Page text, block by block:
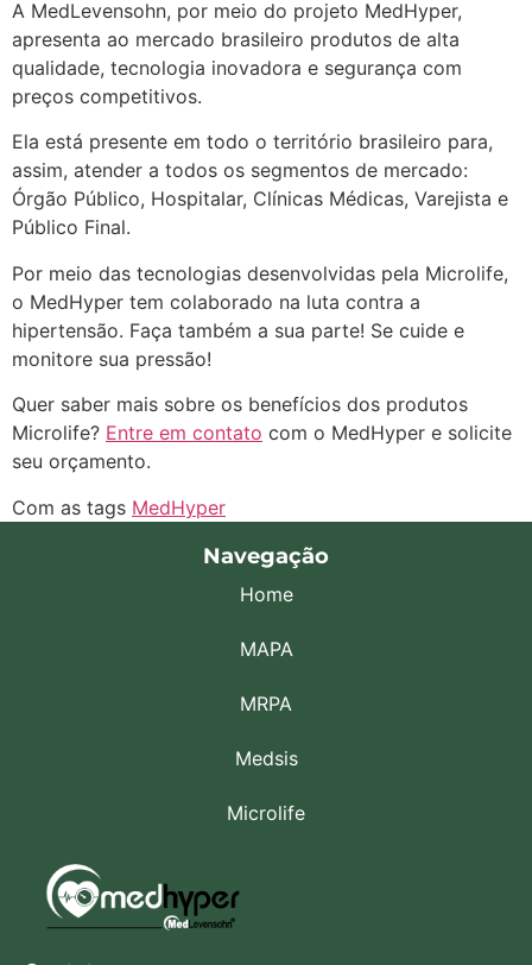
A MedLevensohn, por meio do projeto MedHyper,
apresenta ao mercado brasileiro produtos de alta
qualidade, tecnologia inovadora e segurança com
preços competitivos.
Ela está presente em todo o território brasileiro para,
assim, atender a todos os segmentos de mercado:
Órgão Público, Hospitalar, Clínicas Médicas, Varejista e
Público Final.
Por meio das tecnologias desenvolvidas pela Microlife,
o MedHyper tem colaborado na luta contra a
hipertensão. Faça também a sua parte! Se cuide e
monitore sua pressão!
Quer saber mais sobre os benefícios dos produtos
Microlife? Entre em contato com o MedHyper e solicite
seu orçamento.
Com as tags MedHyper
Navegação
Home
MAPA
MRPA
Medsis
Microlife